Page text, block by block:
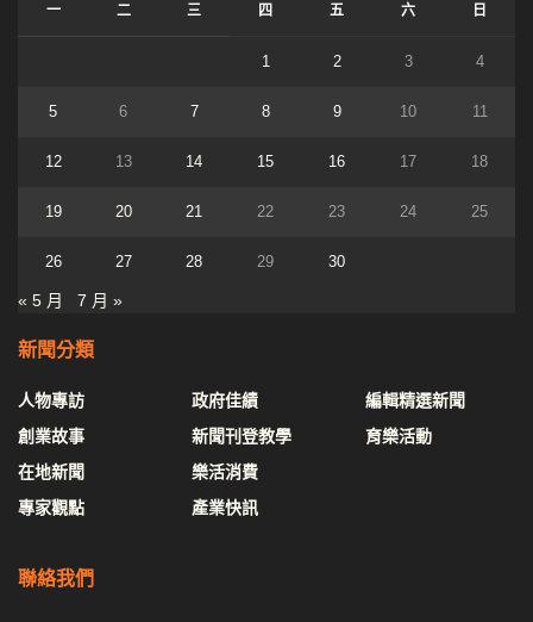
一 二 三 四 五 六 日
1 2 3 4
5 6 7 8 9 10 11
12 13 14 15 16 17 18
19 20 21 22 23 24 25
26 27 28 29 30
« 5 月 7 月 »
新聞分類
人物專訪
創業故事
在地新聞
專家觀點
政府佳績
新聞刊登教學
樂活消費
產業快訊
編輯精選新聞
育樂活動
聯絡我們